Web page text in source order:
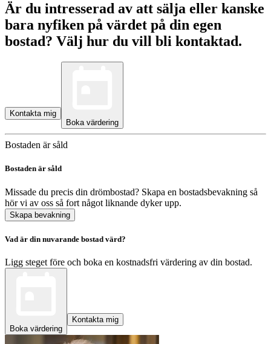
Är du intresserad av att sälja eller kanske
bara nyfiken på värdet på din egen
bostad? Välj hur du vill bli kontaktad.
Kontakta mig
Boka värdering
Bostaden är såld
Bostaden är såld
Missade du precis din drömbostad? Skapa en bostadsbevakning så
hör vi av oss så fort något liknande dyker upp.
Skapa bevakning
Vad är din nuvarande bostad värd?
Ligg steget före och boka en kostnadsfri värdering av din bostad.
Boka värdering
Kontakta mig